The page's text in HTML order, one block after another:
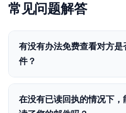
常见问题解答
有没有办法免费查看对方
件？
在没有已读回执的情况下，